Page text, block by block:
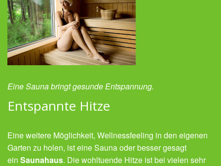
Eine Sauna bringt gesunde Entspannung.
Entspannte Hitze
Eine weitere Möglichkeit, Wellnessfeeling in den eigenen
Garten zu holen, ist eine Sauna oder besser gesagt
ein Saunahaus. Die wohltuende Hitze ist bei vielen sehr